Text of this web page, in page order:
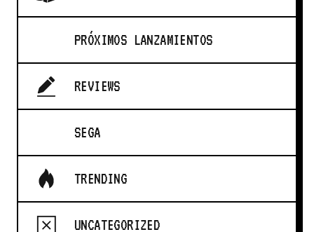
PRÓXIMOS LANZAMIENTOS
REVIEWS
SEGA
TRENDING
UNCATEGORIZED